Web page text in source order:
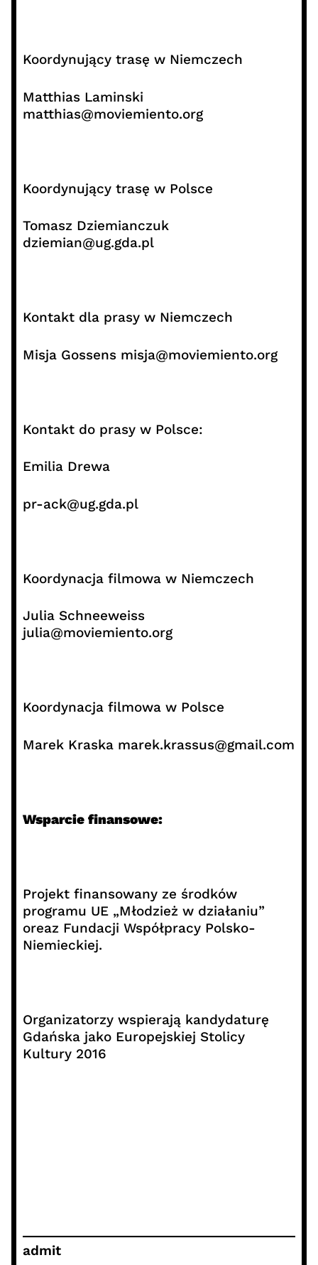
Koordynujący trasę w Niemczech
Matthias Laminski
matthias@moviemiento.org
Koordynujący trasę w Polsce
Tomasz Dziemianczuk
dziemian@ug.gda.pl
Kontakt dla prasy w Niemczech
Misja Gossens misja@moviemiento.org
Kontakt do prasy w Polsce:
Emilia Drewa
pr-ack@ug.gda.pl
Koordynacja filmowa w Niemczech
Julia Schneeweiss
julia@moviemiento.org
Koordynacja filmowa w Polsce
Marek Kraska marek.krassus@gmail.com
Wsparcie finansowe:
Projekt finansowany ze środków
programu UE „Młodzież w działaniu”
oreaz Fundacji Współpracy Polsko-
Niemieckiej.
Organizatorzy wspierają kandydaturę
Gdańska jako Europejskiej Stolicy
Kultury 2016
admit